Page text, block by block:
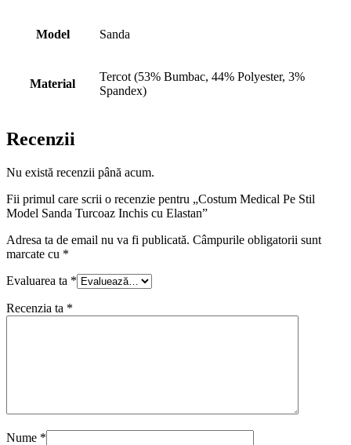
Model Sanda
Material
Tercot (53% Bumbac, 44% Polyester, 3%
Spandex)
Recenzii
Nu există recenzii până acum.
Fii primul care scrii o recenzie pentru „Costum Medical Pe Stil
Model Sanda Turcoaz Inchis cu Elastan”
Adresa ta de email nu va fi publicată. Câmpurile obligatorii sunt
marcate cu *
Evaluarea ta *
Recenzia ta *
Nume *